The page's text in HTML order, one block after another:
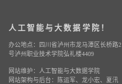
人工智能与大数据学院！
办公地点：四川省泸州市龙马潭区长桥路2
号泸州职业技术学院弘礼楼4409
网站维护：人工智能与大数据学院
网站架构与后台：陈运军、龙小宏、夏汛